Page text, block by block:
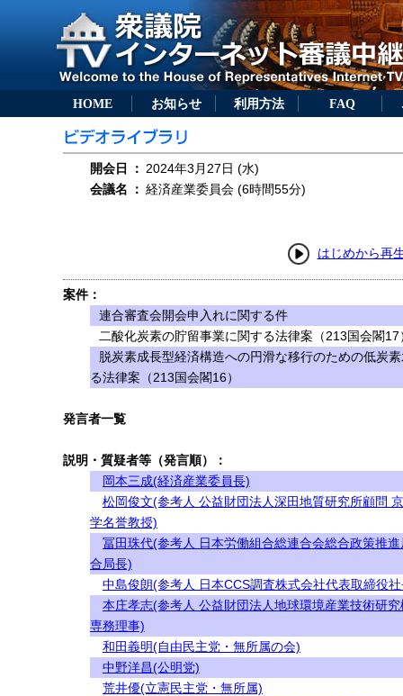
HOME お知らせ 利用方法 FAQ
開会日 ： 2024年3月27日 (水)
会議名
： 経済産業委員会 (6時間55分)
はじめから再
案件：
連合審査会開会申入れに関する件
二酸化炭素の貯留事業に関する法律案（213国会閣17
脱炭素成長型経済構造への円滑な移行のための低炭
る法律案（213国会閣16）
発言者一覧
説明・質疑者等（発言順）：
岡本三成(経済産業委員長)
松岡俊文(参考人 公益財団法人深田地質研究所顧問
学名誉教授)
冨田珠代(参考人 日本労働組合総連合会総合政策推進
合局長)
中島俊朗(参考人 日本CCS調査株式会社代表取締役
本庄孝志(参考人 公益財団法人地球環境産業技術研究
専務理事)
和田義明(自由民主党・無所属の会)
中野洋昌(公明党)
荒井優(立憲民主党・無所属)